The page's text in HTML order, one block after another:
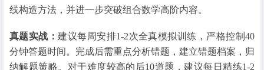
线构造方法，并进一步突破组合数学高阶内容。
真题实战：建议每周安排1-2次全真模拟训练，严格控制40
分钟答题时间。完成后需重点分析错题，建立错题档案，归
纳解题策略。对于难度较高的后10道题，建议每日精练1-2